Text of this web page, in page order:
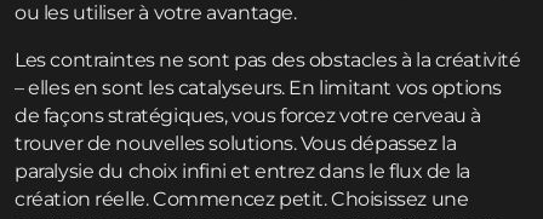
ou les utiliser à votre avantage.
Les contraintes ne sont pas des obstacles à la créativité
– elles en sont les catalyseurs. En limitant vos options
de façons stratégiques, vous forcez votre cerveau à
trouver de nouvelles solutions. Vous dépassez la
paralysie du choix infini et entrez dans le flux de la
création réelle. Commencez petit. Choisissez une